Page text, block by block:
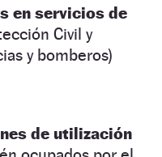
en servicios de
Civil y
y bomberos)
de utilización